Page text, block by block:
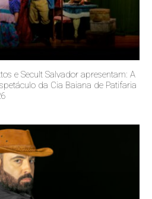
e Secult Salvador apresentam: A
da Cia Baiana de Patifaria